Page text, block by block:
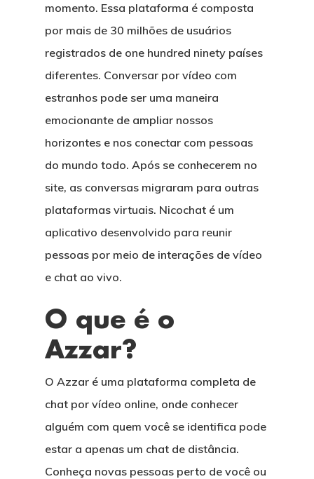
momento. Essa plataforma é composta
por mais de 30 milhões de usuários
registrados de one hundred ninety países
diferentes. Conversar por vídeo com
estranhos pode ser uma maneira
emocionante de ampliar nossos
horizontes e nos conectar com pessoas
do mundo todo. Após se conhecerem no
site, as conversas migraram para outras
plataformas virtuais. Nicochat é um
aplicativo desenvolvido para reunir
pessoas por meio de interações de vídeo
e chat ao vivo.
O que é o
Azzar?
O Azzar é uma plataforma completa de
chat por vídeo online, onde conhecer
alguém com quem você se identifica pode
estar a apenas um chat de distância.
Conheça novas pessoas perto de você ou